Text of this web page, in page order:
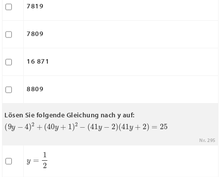
7819
7809
16 871
8809
Lösen Sie folgende Gleichung nach y auf:
(9 )2+ 40y+ 2 −( y −2 41y+2 25
Nr. 295
2